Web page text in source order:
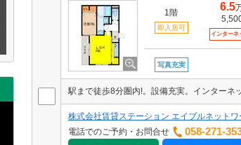
1階
即入居可
6.5
インターネ
写真充実
駅まで徒歩8分圏内!。設備充実。インターネ
株式会社賃貸ステーション エイブルネット
電話でのご予約・お問合せ
058-271-